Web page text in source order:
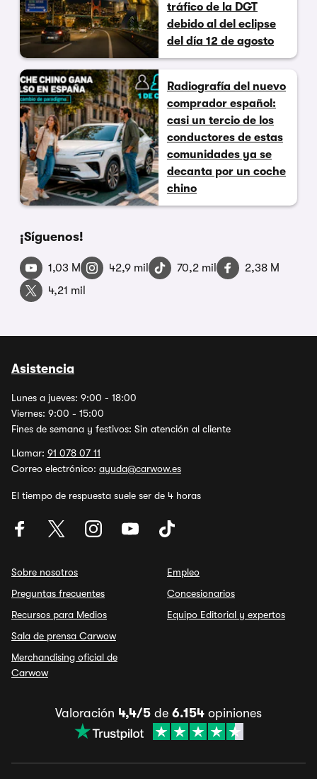
tráfico de la DGT
debido al del eclipse
del día 12 de agosto
Radiografía del nuevo
comprador español:
casi un tercio de los
conductores de estas
comunidades ya se
decanta por un coche
chino
¡Síguenos!
1,03 M 42,9 mil 70,2 mil
2,38 M
4,21 mil
Asistencia
Lunes a jueves: 9:00 - 18:00
Viernes: 9:00 - 15:00
Fines de semana y festivos: Sin atención al cliente
Llamar: 91 078 07 11
Correo electrónico: ayuda@carwow.es
El tiempo de respuesta suele ser de 4 horas
Sobre nosotros
Preguntas frecuentes
Recursos para Medios
Sala de prensa Carwow
Merchandising oficial de
Carwow
Empleo
Concesionarios
Equipo Editorial y expertos
Valoración 4,4/5 de 6.154 opiniones